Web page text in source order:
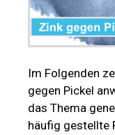
Im Folgenden
gegen Pickel
das Thema
häufig gestellte